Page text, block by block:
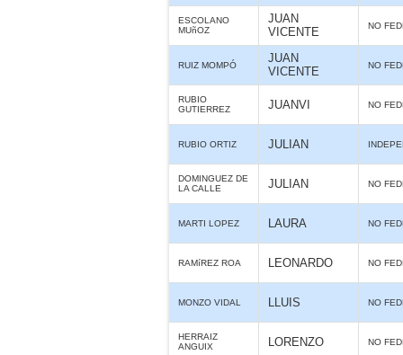
ESCOLANO
MUñOZ
JUAN
VICENTE
NO
RUIZ MOMPÓ
JUAN
VICENTE
NO
RUBIO
GUTIERREZ
JUANVI NO
RUBIO ORTIZ JULIAN
DOMINGUEZ DE
LA CALLE
JULIAN NO
MARTI LOPEZ LAURA NO
RAMíREZ ROA LEONARDO NO
MONZO VIDAL LLUIS NO
HERRAIZ
ANGUIX
LORENZO NO